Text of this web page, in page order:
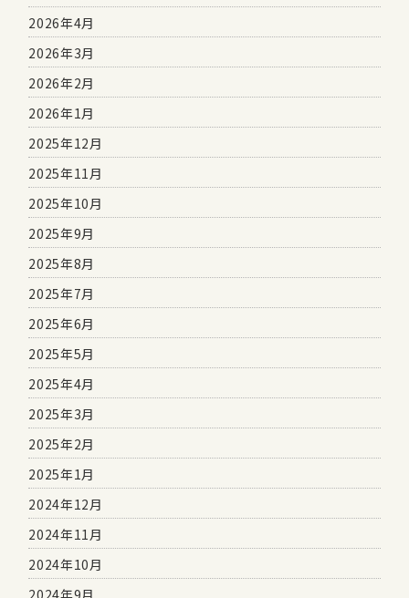
2026年4月
2026年3月
2026年2月
2026年1月
2025年12月
2025年11月
2025年10月
2025年9月
2025年8月
2025年7月
2025年6月
2025年5月
2025年4月
2025年3月
2025年2月
2025年1月
2024年12月
2024年11月
2024年10月
2024年9月